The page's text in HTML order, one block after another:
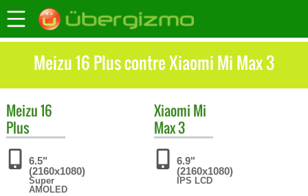
Meizu 16 Plus contre Xiaomi Mi Max 3
Meizu16
Plus
6.5"
(2160x1080)
Super
AMOLED
Xiaomi Mi
Max 3
6.9"
(2160x1080)
IPS LCD